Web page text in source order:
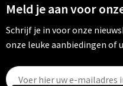
Meld je aan voor
Schrijf je in voor onze
onze leuke aanbiedingen of